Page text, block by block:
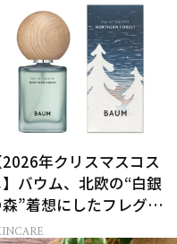
2026年クリスマスコス
】バウム、北欧の“白銀
”着想にしたフレグラ
＆ハンドクリーム